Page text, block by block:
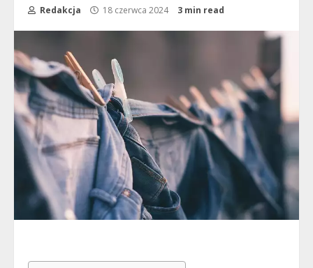
Redakcja 18 czerwca 2024 3 min read